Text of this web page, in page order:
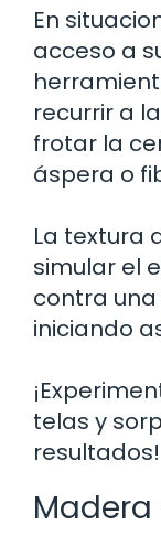
En
acceso a
recurrir a
frotar la
áspera o
La textura
simular el
contra
iniciando
telas y
resultados!